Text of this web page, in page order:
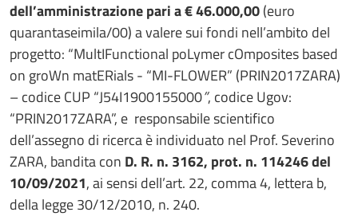
dell’amministrazione pari a € 46.000,00(euro
quarantaseimila/00) a valere sui fondi nell’ambito del
progetto: “MultIFunctional poLymer cOmposites based
on groWn matERials - “MI-FLOWER” (PRIN2017ZARA)
– codice CUP “J54I1900155000”, codice Ugov:
“PRIN2017ZARA”, e responsabile scientifico
dell’assegno di ricerca è individuato nel Prof. Severino
ZARA, bandita con D. R. n. 3162, prot. n. 114246 del
10/09/2021, ai sensi dell’art. 22, comma 4, lettera b,
della legge 30/12/2010, n. 240.